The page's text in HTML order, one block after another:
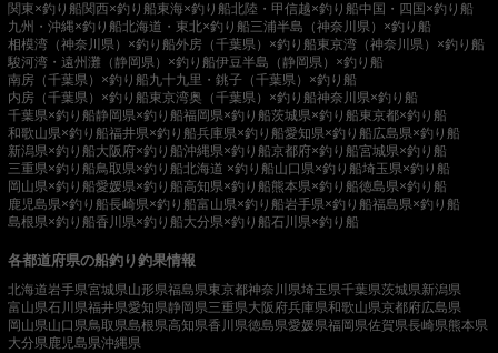
関東×釣り船関西×釣り船東海×釣り船北陸・甲信越×釣り船中国・四国×釣り船
九州・沖縄×釣り船北海道・東北×釣り船三浦半島（神奈川県）×釣り船
相模湾（神奈川県）×釣り船外房（千葉県）×釣り船東京湾（神奈川県）×釣り船
駿河湾・遠州灘（静岡県）×釣り船伊豆半島（静岡県）×釣り船
南房（千葉県）×釣り船九十九里・銚子（千葉県）×釣り船
内房（千葉県）×釣り船東京湾奥（千葉県）×釣り船神奈川県×釣り船
千葉県×釣り船静岡県×釣り船福岡県×釣り船茨城県×釣り船東京都×釣り船
和歌山県×釣り船福井県×釣り船兵庫県×釣り船愛知県×釣り船広島県×釣り船
新潟県×釣り船大阪府×釣り船沖縄県×釣り船京都府×釣り船宮城県×釣り船
三重県×釣り船鳥取県×釣り船北海道 ×釣り船山口県×釣り船埼玉県×釣り船
岡山県×釣り船愛媛県×釣り船高知県×釣り船熊本県×釣り船徳島県×釣り船
鹿児島県×釣り船長崎県×釣り船富山県×釣り船岩手県×釣り船福島県×釣り船
島根県×釣り船香川県×釣り船大分県×釣り船石川県×釣り船
各都道府県の船釣り釣果情報
北海道岩手県宮城県山形県福島県東京都神奈川県埼玉県千葉県茨城県新潟県
富山県石川県福井県愛知県静岡県三重県大阪府兵庫県和歌山県京都府広島県
岡山県山口県鳥取県島根県高知県香川県徳島県愛媛県福岡県佐賀県長崎県熊本県
大分県鹿児島県沖縄県